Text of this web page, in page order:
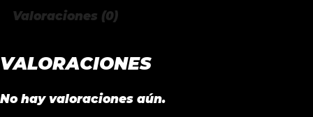
Valoraciones (0)
VALORACIONES
No hay valoraciones aún.